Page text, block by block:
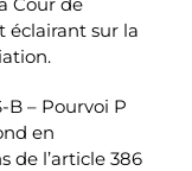
éclairant sur la
B – Pourvoi P
en
de l’article 386